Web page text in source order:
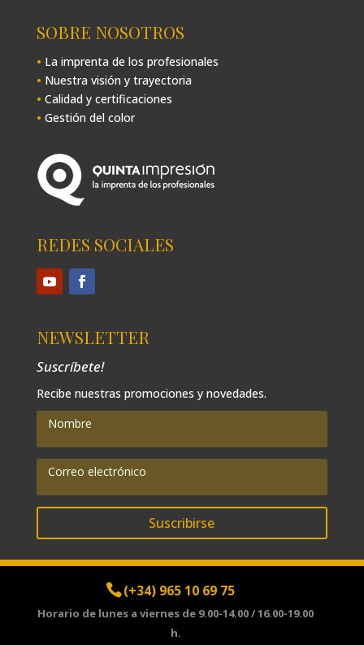
SOBRE NOSOTROS
• La imprenta de los profesionales
• Nuestra visión y trayectoria
• Calidad y certificaciones
• Gestión del color
REDES SOCIALES
NEWSLETTER
Suscríbete!
Recibe nuestras promociones y novedades.
Suscribirse
(+34) 965 10 69 75
Horario de lunes a viernes de 9.00-14.00 / 16.00-19.00
h.